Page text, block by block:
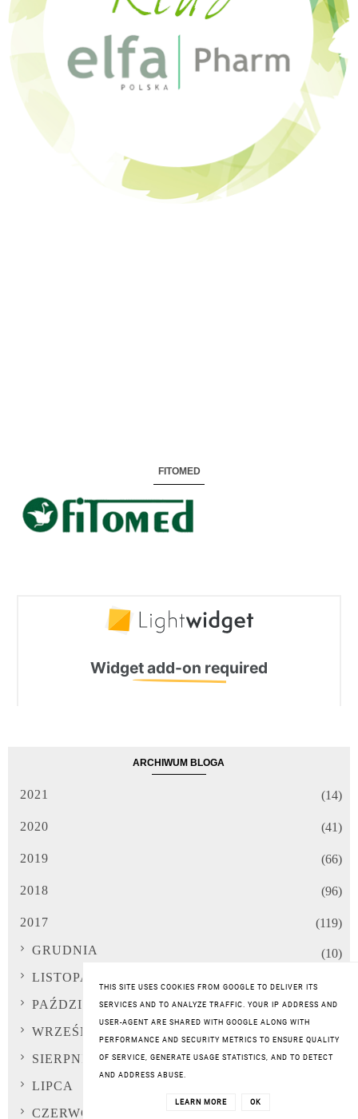
FITOMED
ARCHIWUM BLOGA
2021 (14)
2020 (41)
2019 (66)
2018 (96)
2017
(119)
GRUDNIA
(10)
LISTOPADA
PAŹDZIERNIKA
(11)
WRZEŚNIA
(9)
SIERPNIA
(10)
LIPCA
CZERWCA
THIS SITE USES COOKIES FROM GOOGLE TO DELIVER ITS
SERVICES AND TO ANALYZE TRAFFIC. YOUR IP ADDRESS AND
USER-AGENT ARE SHARED WITH GOOGLE ALONG WITH
PERFORMANCE AND SECURITY METRICS TO ENSURE QUALITY
OF SERVICE, GENERATE USAGE STATISTICS, AND TO DETECT
AND ADDRESS ABUSE.
LEARN MORE OK